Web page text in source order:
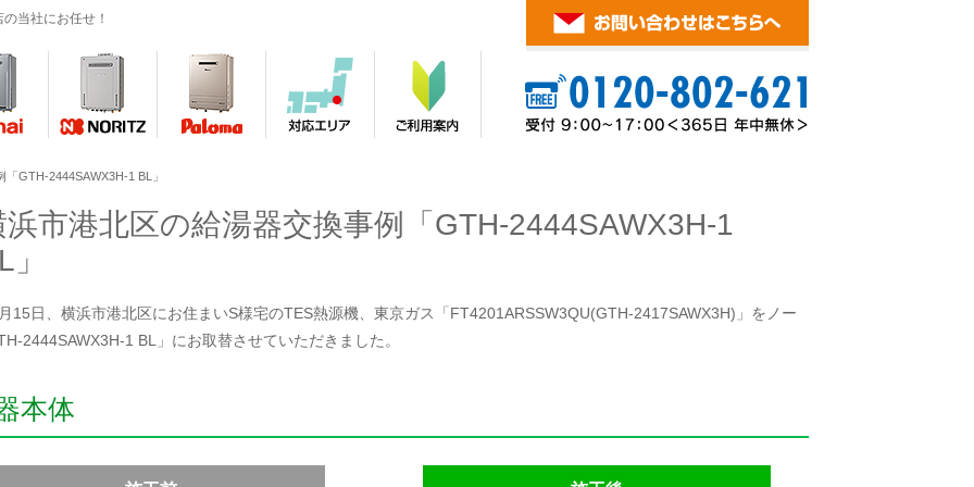
当社にお任せ！
GTH-2444SAWX3H-1 BL」
浜市港北区の給湯器交換事例「GTH-2444SAWX3H-1
15日、横浜市港北区にお住まいS様宅のTES熱源機、東京ガス「FT4201ARSSW3QU(GTH-2417SAWX3H)」をノー
2444SAWX3H-1 BL」にお取替させていただきました。
本体